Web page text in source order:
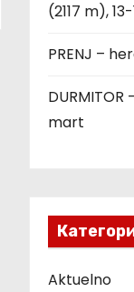
(2117 m),
PRENJ –
DURMITOR
mart
Aktuelno